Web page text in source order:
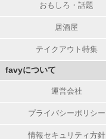
おもしろ・話題
居酒屋
テイクアウト特集
favyについて
運営会社
プライバシーポリシー
情報セキュリティ方針